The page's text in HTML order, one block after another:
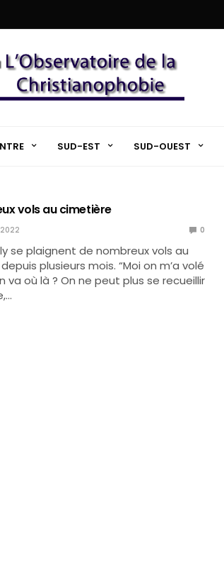
SUD-EST SUD-OUEST
vols au cimetière
2022 0
se plaignent de nombreux vols au
plusieurs mois. “Moi on m’a volé
va où là ? On ne peut plus se recueillir